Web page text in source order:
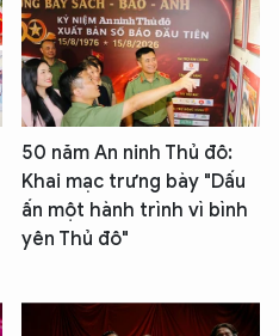
50 năm An ninh Thủ đô:
Khai mạc trưng bày "Dấu
ấn một hành trình vì bình
yên Thủ đô"